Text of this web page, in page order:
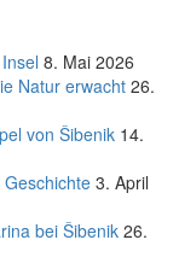
8. Mai 2026
Natur erwacht 26.
von Šibenik 14.
3. April
bei Šibenik 26.